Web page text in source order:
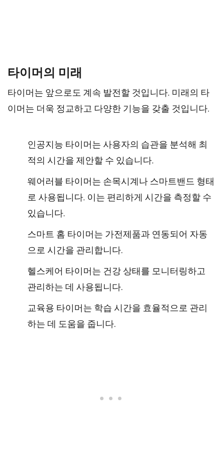
타이머의 미래
타이머는 앞으로도 계속 발전할 것입니다. 미래의 타
이머는 더욱 정교하고 다양한 기능을 갖출 것입니다.
인공지능 타이머는 사용자의 습관을 분석해 최
적의 시간을 제안할 수 있습니다.
웨어러블 타이머는 손목시계나 스마트밴드 형태
로 사용됩니다. 이는 편리하게 시간을 측정할 수
있습니다.
스마트 홈 타이머는 가전제품과 연동되어 자동
으로 시간을 관리합니다.
헬스케어 타이머는 건강 상태를 모니터링하고
관리하는 데 사용됩니다.
교육용 타이머는 학습 시간을 효율적으로 관리
하는 데 도움을 줍니다.